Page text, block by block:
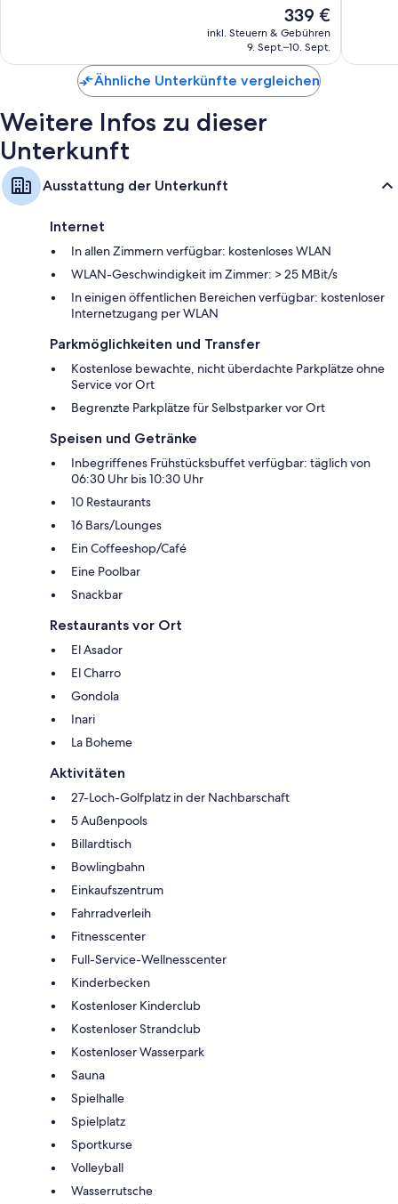
Der
Preis
beträgt
339 €
inkl. Steuern & Gebühren
9. Sept.–10. Sept.
Ähnliche Unterkünfte vergleichen
Weitere Infos zu dieser
Unterkunft
Ausstattung der Unterkunft
Internet
In allen Zimmern verfügbar: kostenloses WLAN
WLAN-Geschwindigkeit im Zimmer: > 25 MBit/s
In einigen öffentlichen Bereichen verfügbar: kostenloser
Internetzugang per WLAN
Parkmöglichkeiten und Transfer
Kostenlose bewachte, nicht überdachte Parkplätze ohne
Service vor Ort
Begrenzte Parkplätze für Selbstparker vor Ort
Speisen und Getränke
Inbegriffenes Frühstücksbuffet verfügbar: täglich von
06:30 Uhr bis 10:30 Uhr
10 Restaurants
16 Bars/Lounges
Ein Coffeeshop/Café
Eine Poolbar
Snackbar
Restaurants vor Ort
El Asador
El Charro
Gondola
Inari
La Boheme
Aktivitäten
27-Loch-Golfplatz in der Nachbarschaft
5 Außenpools
Billardtisch
Bowlingbahn
Einkaufszentrum
Fahrradverleih
Fitnesscenter
Full-Service-Wellnesscenter
Kinderbecken
Kostenloser Kinderclub
Kostenloser Strandclub
Kostenloser Wasserpark
Sauna
Spielhalle
Spielplatz
Sportkurse
Volleyball
Wasserrutsche